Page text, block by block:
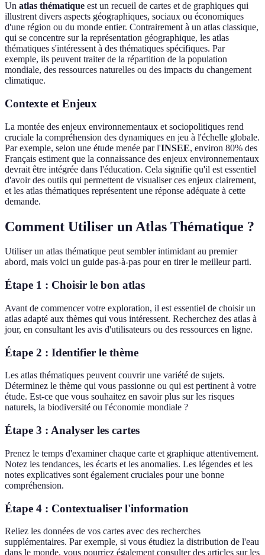
Un atlas thématique est un recueil de cartes et de graphiques qui
illustrent divers aspects géographiques, sociaux ou économiques
d'une région ou du monde entier. Contrairement à un atlas classique,
qui se concentre sur la représentation géographique, les atlas
thématiques s'intéressent à des thématiques spécifiques. Par
exemple, ils peuvent traiter de la répartition de la population
mondiale, des ressources naturelles ou des impacts du changement
climatique.
Contexte et Enjeux
La montée des enjeux environnementaux et sociopolitiques rend
cruciale la compréhension des dynamiques en jeu à l'échelle globale.
Par exemple, selon une étude menée par l'INSEE, environ 80% des
Français estiment que la connaissance des enjeux environnementaux
devrait être intégrée dans l'éducation. Cela signifie qu'il est essentiel
d'avoir des outils qui permettent de visualiser ces enjeux clairement,
et les atlas thématiques représentent une réponse adéquate à cette
demande.
Comment Utiliser un Atlas Thématique ?
Utiliser un atlas thématique peut sembler intimidant au premier
abord, mais voici un guide pas-à-pas pour en tirer le meilleur parti.
Étape 1 : Choisir le bon atlas
Avant de commencer votre exploration, il est essentiel de choisir un
atlas adapté aux thèmes qui vous intéressent. Recherchez des atlas à
jour, en consultant les avis d'utilisateurs ou des ressources en ligne.
Étape 2 : Identifier le thème
Les atlas thématiques peuvent couvrir une variété de sujets.
Déterminez le thème qui vous passionne ou qui est pertinent à votre
étude. Est-ce que vous souhaitez en savoir plus sur les risques
naturels, la biodiversité ou l'économie mondiale ?
Étape 3 : Analyser les cartes
Prenez le temps d'examiner chaque carte et graphique attentivement.
Notez les tendances, les écarts et les anomalies. Les légendes et les
notes explicatives sont également cruciales pour une bonne
compréhension.
Étape 4 : Contextualiser l'information
Reliez les données de vos cartes avec des recherches
supplémentaires. Par exemple, si vous étudiez la distribution de l'eau
dans le monde, vous pourriez également consulter des articles sur les